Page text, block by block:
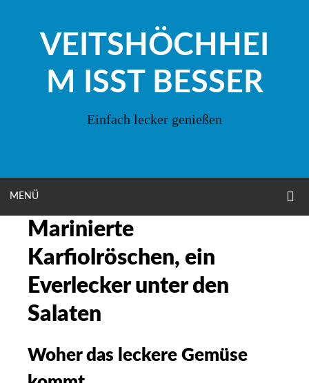
VEITSHÖCHHEI
M ISST BESSER
Einfach lecker genießen
MENÜOPEN
MENU
Marinierte
Karfiolröschen, ein
Everlecker unter den
Salaten
Woher das leckere Gemüse